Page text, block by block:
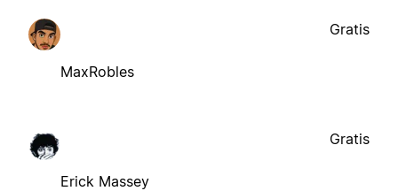
MaxRobles
Gratis
Erick Massey
Gratis